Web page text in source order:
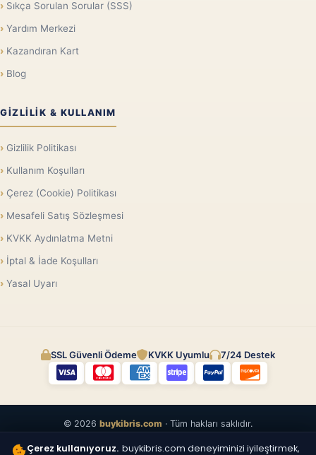
Sıkça Sorulan Sorular (SSS)
Yardım Merkezi
Kazandıran Kart
Blog
GIZLILIK & KULLANIM
Gizlilik Politikası
Kullanım Koşulları
Çerez (Cookie) Politikası
Mesafeli Satış Sözleşmesi
KVKK Aydınlatma Metni
İptal & İade Koşulları
Yasal Uyarı
SSL Güvenli Ödeme KVKK Uyumlu 7/24 Destek
© 2026 buykibris.com · Tüm hakları saklıdır.
Çerez kullanıyoruz. buykibris.com deneyiminizi iyileştirmek,